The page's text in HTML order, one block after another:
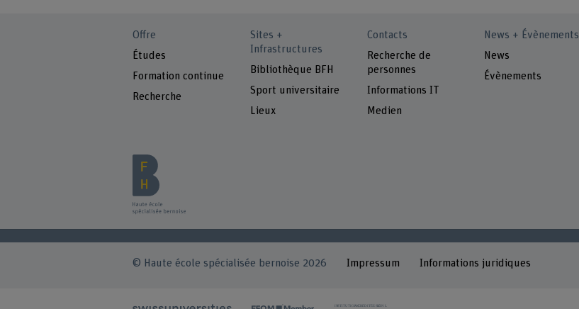
Offre
Études
Formation continue
Recherche
Sites +
Infrastructures
Bibliothèque BFH
Sport universitaire
Lieux
Contacts
Recherche de
personnes
Informations IT
Medien
News + Évènements
News
Évènements
© Haute école spécialisée bernoise 2026 Impressum Informations juridiques